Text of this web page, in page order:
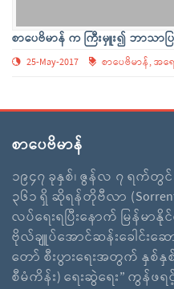
စာပေဗိမာန် က ကြီးမှူး၍ ဘာသာပ
25-May-2017 စာပေဗိမာန်,အရ
စာပေဗိမာန်
၁၉၄၇ ခုနှစ်၊ ဇွန်လ ၇ ရက်တွ
၃၆၁ ရှိ ဆိုရန်တိုဗီလာ
လပ်ရေးရပြီးနောက် မြန်မ
ဗိုလ်ချူပ်အောင်ဆန်းခေါင်းဆ
တော် စီးပွားရေးအတွက် နှစ်
စီမံကိန်း) ရေးဆွဲရေး” ကွန်ဖ